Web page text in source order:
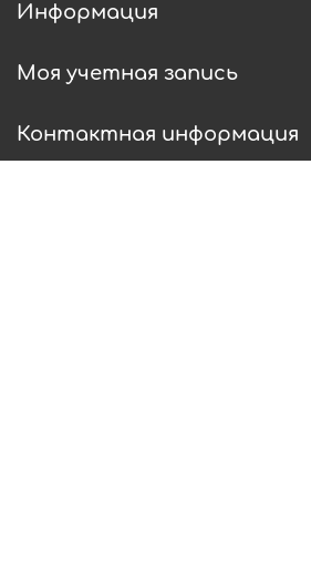
Информация
Моя учетная запись
Контактная информация